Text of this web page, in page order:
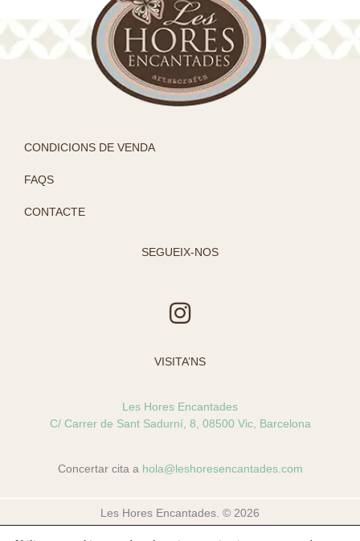
CONDICIONS DE VENDA
FAQS
CONTACTE
SEGUEIX-NOS
I
n
t
a
g
a
VISITA’NS
Les Hores Encantades
C/ Carrer de Sant Sadurní, 8, 08500 Vic, Barcelona
Concertar cita a hola@leshoresencantades.com
Les Hores Encantades. © 2026